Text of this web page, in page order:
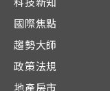
科技新知
國際焦點
趨勢大師
政策法規
地產房市